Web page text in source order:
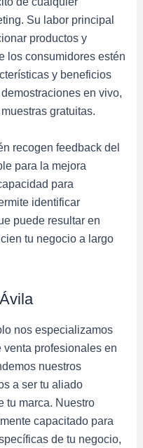
Su labor principal
productos y
los consumidores estén
y beneficios
en vivo,
gratuitas.
recogen feedback del
para la mejora
para
identificar
puede resultar en
tu negocio a largo
nos especializamos
venta profesionales en
nuestros
a ser tu aliado
tu marca. Nuestro
capacitado para
de tu negocio,